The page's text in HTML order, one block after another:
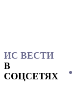
ИС ВЕСТИ
В
СОЦСЕТЯХ